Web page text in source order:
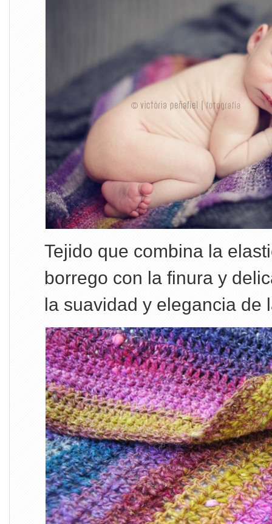
Tejido que combina la
borrego con la finura y
la suavidad y elegancia de